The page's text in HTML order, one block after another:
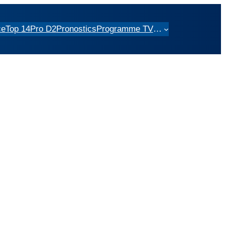
Top 14Pro D2PronosticsProgramme TV…